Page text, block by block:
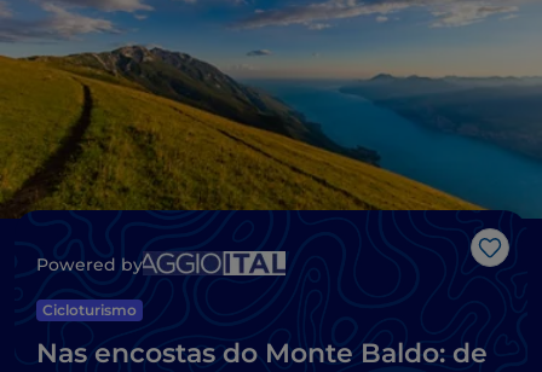
Powered by
Cicloturismo
Nas encostas do Monte Baldo: de